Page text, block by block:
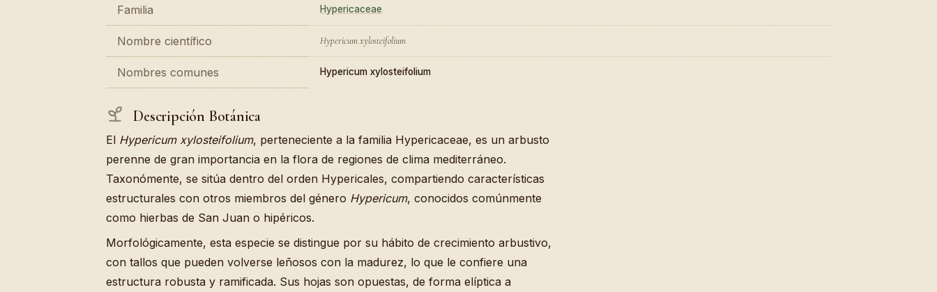
Familia Hypericaceae
Nombre científico Hypericum xylosteifolium
Nombres comunes Hypericum xylosteifolium
Descripción Botánica
El Hypericum xylosteifolium, perteneciente a la familia Hypericaceae, es un arbusto
perenne de gran importancia en la flora de regiones de clima mediterráneo.
Taxonómente, se sitúa dentro del orden Hypericales, compartiendo características
estructurales con otros miembros del género Hypericum, conocidos comúnmente
como hierbas de San Juan o hipéricos.
Morfológicamente, esta especie se distingue por su hábito de crecimiento arbustivo,
con tallos que pueden volverse leñosos con la madurez, lo que le confiere una
estructura robusta y ramificada. Sus hojas son opuestas, de forma elíptica a